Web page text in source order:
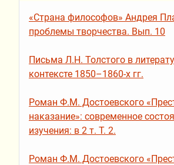
«Страна философов» Андрея
проблемы творчества. Вып. 10
Письма Л.Н. Толстого в
контексте 1850–1860-х гг.
Роман Ф.М. Достоевского
наказание»: современное
изучения: в 2 т. Т. 2.
Роман Ф.М. Достоевского